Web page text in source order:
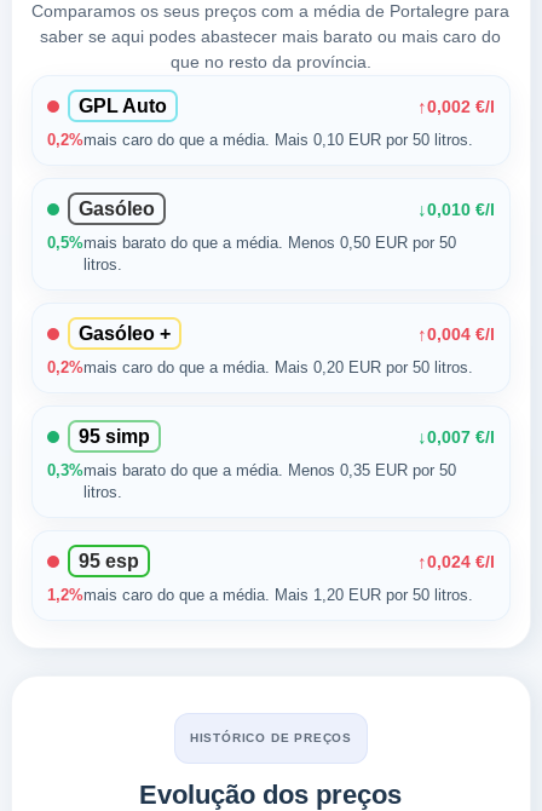
Comparamos os seus preços com a média de Portalegre para
saber se aqui podes abastecer mais barato ou mais caro do
que no resto da província.
GPL Auto ↑0,002 €/l
0,2%mais caro do que a média. Mais 0,10 EUR por 50 litros.
Gasóleo ↓0,010 €/l
0,5%mais barato do que a média. Menos 0,50 EUR por 50
litros.
Gasóleo + ↑0,004 €/l
0,2%mais caro do que a média. Mais 0,20 EUR por 50 litros.
95 simp ↓0,007 €/l
0,3%mais barato do que a média. Menos 0,35 EUR por 50
litros.
95 esp ↑0,024 €/l
1,2%mais caro do que a média. Mais 1,20 EUR por 50 litros.
HISTÓRICO DE PREÇOS
Evolução dos preços